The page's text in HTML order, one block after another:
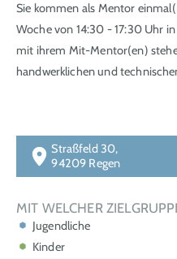
Sie kommen als Mentor
Woche von 14:30 - 17:30 Uhr
mit ihrem Mit-Mentor(en)
handwerklichen und
Straßfeld 30,
94209 Regen
MIT WELCHER
Jugendliche
Kinder